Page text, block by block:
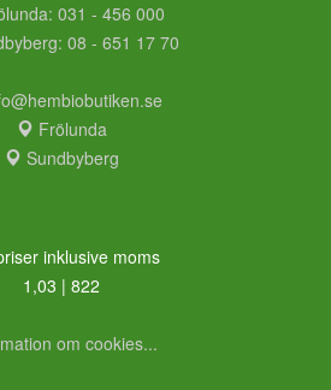
031 - 456 000
08 - 651 17 70
Frölunda
Sundbyberg
inklusive moms
1,03 | 822
om cookies...